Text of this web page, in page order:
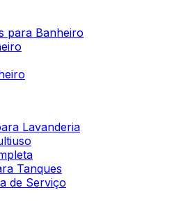
para Banheiro
Lavanderia
Tanques
de Serviço